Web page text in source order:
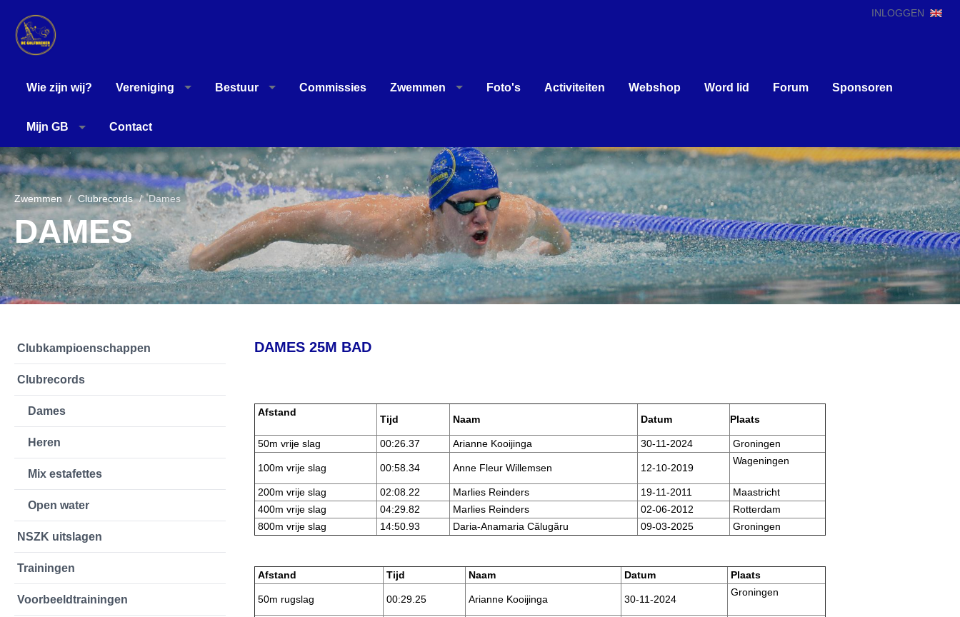
INLOGGEN
Wie zijn wij? Vereniging Bestuur Commissies Zwemmen Foto's Activiteiten Webshop Word lid Forum Sponsoren
Mijn GB Contact
Zwemmen Clubrecords Dames
DAMES
Clubkampioenschappen
Clubrecords
Dames
Heren
Mix estafettes
Open water
NSZK uitslagen
Trainingen
Voorbeeldtrainingen
DAMES 25M BAD
Afstand
Tijd Naam Datum Plaats
50m vrije slag 00:26.37 Arianne Kooijinga 30-11-2024 Groningen
100m vrije slag 00:58.34 Anne Fleur Willemsen 12-10-2019
Wageningen
200m vrije slag 02:08.22 Marlies Reinders 19-11-2011
Maastricht
400m vrije slag
04:29.82 Marlies Reinders 02-06-2012
Rotterdam
800m vrije slag
14:50.93 Daria-Anamaria Călugăru 09-03-2025 Groningen
Afstand Tijd Naam Datum Plaats
50m rugslag 00:29.25 Arianne Kooijinga 30-11-2024
Groningen